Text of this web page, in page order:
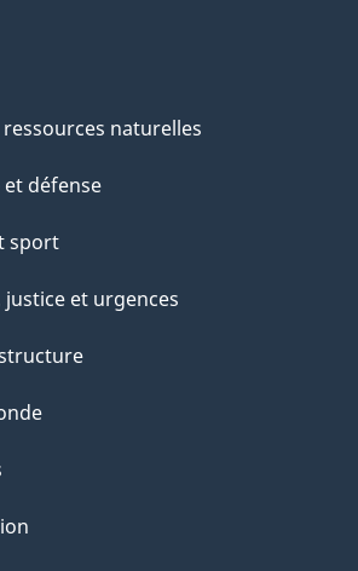
naturelles
défense
sport
justice et urgences